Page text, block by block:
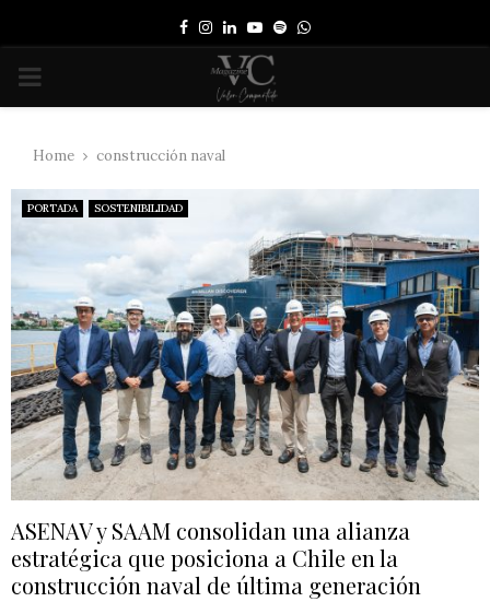
Facebook
Instagram
LinkedinYoutube
SpotifyWhatsapp
PRIMARY
Home construcción naval
PORTADA SOSTENIBILIDAD
ASENAV y SAAM consolidan una alianza
estratégica que posiciona a Chile en la
construcción naval de última generación